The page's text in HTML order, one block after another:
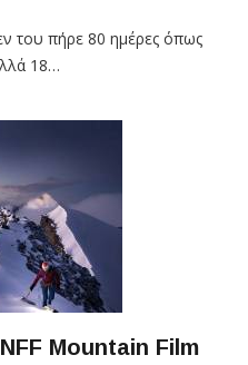
του πήρε 80 ημέρες όπως
18…
Mountain Film